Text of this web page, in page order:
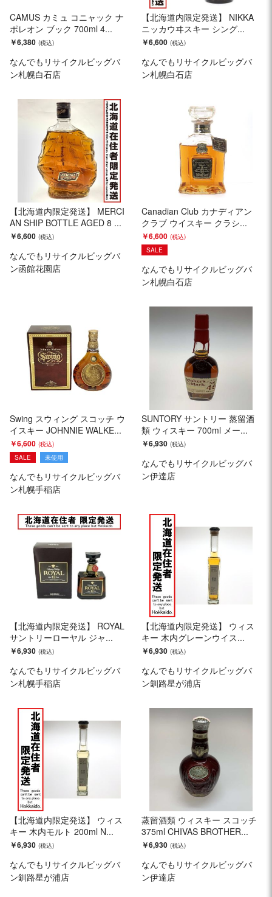
CAMUS カミュ コニャック ナ
ポレオン ブック 700ml 4...
￥6,380
なんでもリサイクルビッグバ
ン札幌白石店
【北海道内限定発送】 NIKKA
ニッカウヰスキー シング...
￥6,600
なんでもリサイクルビッグバ
ン札幌白石店
【北海道内限定発送】 MERCI
AN SHIP BOTTLE AGED 8 ...
￥6,600
なんでもリサイクルビッグバ
ン函館花園店
Canadian Club カナディアン
クラブ ウイスキー クラシ...
￥6,600
SALE
なんでもリサイクルビッグバ
ン札幌白石店
Swing スウィング スコッチ ウ
イスキー JOHNNIE WALKE...
￥6,600
SALE 未使用
なんでもリサイクルビッグバ
ン札幌手稲店
SUNTORY サントリー 蒸留酒
類 ウィスキー 700ml メー...
￥6,930
なんでもリサイクルビッグバ
ン伊達店
【北海道内限定発送】 ROYAL
サントリーローヤル ジャ...
￥6,930
なんでもリサイクルビッグバ
ン札幌手稲店
【北海道内限定発送】 ウィス
キー 木内グレーンウイス...
￥6,930
なんでもリサイクルビッグバ
ン釧路星が浦店
【北海道内限定発送】 ウィス
キー 木内モルト 200ml N...
￥6,930
なんでもリサイクルビッグバ
ン釧路星が浦店
蒸留酒類 ウィスキー スコッチ
375ml CHIVAS BROTHER...
￥6,930
なんでもリサイクルビッグバ
ン伊達店